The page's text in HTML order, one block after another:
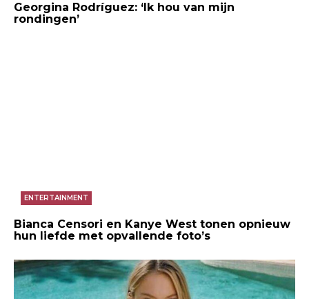
Georgina Rodríguez: ‘Ik hou van mijn
rondingen’
ENTERTAINMENT
Bianca Censori en Kanye West tonen opnieuw
hun liefde met opvallende foto’s